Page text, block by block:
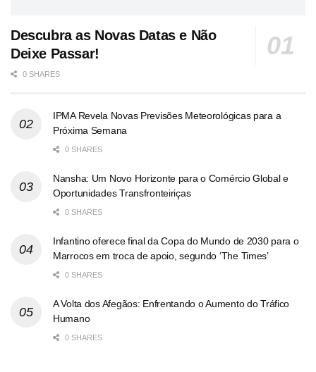
Descubra as Novas Datas e Não
Deixe Passar!
0 SHARES
IPMA Revela Novas Previsões Meteorológicas para a
Próxima Semana
0 SHARES
Nansha: Um Novo Horizonte para o Comércio Global e
Oportunidades Transfronteiriças
0 SHARES
Infantino oferece final da Copa do Mundo de 2030 para o
Marrocos em troca de apoio, segundo ‘The Times’
0 SHARES
A Volta dos Afegãos: Enfrentando o Aumento do Tráfico
Humano
0 SHARES